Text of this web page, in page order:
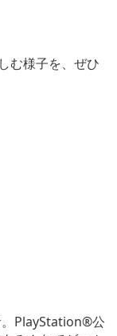
む様子を、ぜひ
。PlayStation®公